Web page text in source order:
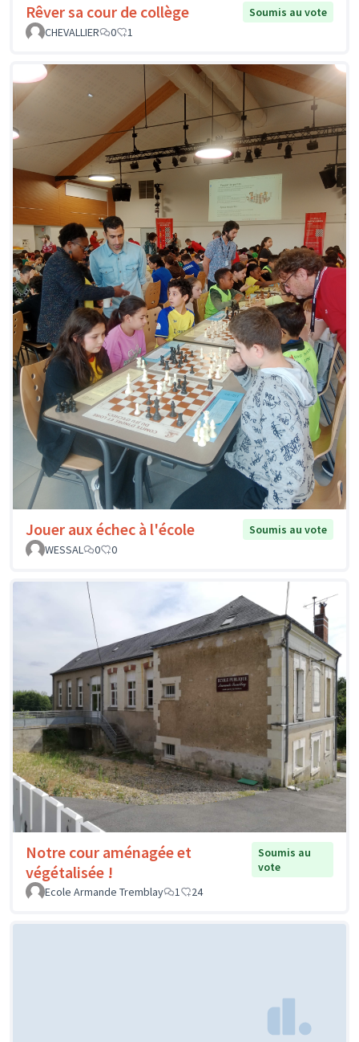
Rêver sa cour de collège
Soumis au vote
CHEVALLIER
0 1
Jouer aux échec à l'école
Soumis au vote
WESSAL
0 0
Notre cour aménagée et
végétalisée !
Soumis au
vote
Ecole Armande Tremblay
1 24